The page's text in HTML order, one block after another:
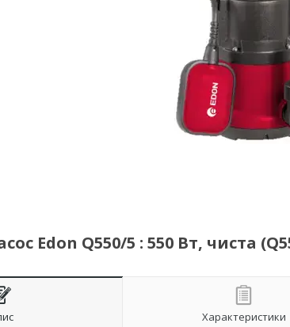
Edon Q550/5 : 550 Вт, чиста
Характеристики